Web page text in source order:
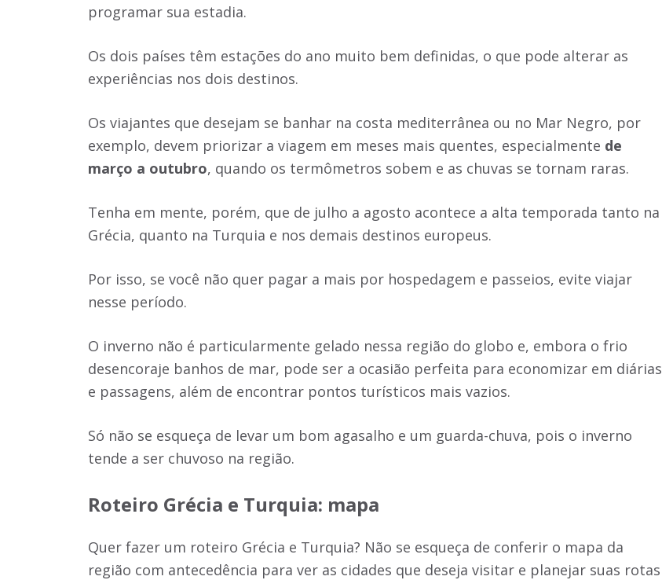
programar sua estadia.
Os dois países têm estações do ano muito bem definidas, o que pode alterar as
experiências nos dois destinos.
Os viajantes que desejam se banhar na costa mediterrânea ou no Mar Negro, por
exemplo, devem priorizar a viagem em meses mais quentes, especialmente de
março a outubro, quando os termômetros sobem e as chuvas se tornam raras.
Tenha em mente, porém, que de julho a agosto acontece a alta temporada tanto na
Grécia, quanto na Turquia e nos demais destinos europeus.
Por isso, se você não quer pagar a mais por hospedagem e passeios, evite viajar
nesse período.
O inverno não é particularmente gelado nessa região do globo e, embora o frio
desencoraje banhos de mar, pode ser a ocasião perfeita para economizar em diárias
e passagens, além de encontrar pontos turísticos mais vazios.
Só não se esqueça de levar um bom agasalho e um guarda-chuva, pois o inverno
tende a ser chuvoso na região.
Roteiro Grécia e Turquia: mapa
Quer fazer um roteiro Grécia e Turquia? Não se esqueça de conferir o mapa da
região com antecedência para ver as cidades que deseja visitar e planejar suas rotas